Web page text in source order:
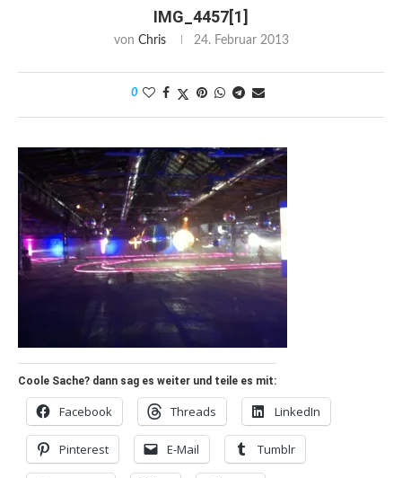
IMG_4457[1]
von Chris 24. Februar 2013
0
Coole Sache? dann sag es weiter und teile es mit:
Facebook Threads LinkedIn
Pinterest E-Mail Tumblr